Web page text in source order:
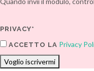
PRIVACY*
ACCETTO LA Privacy
Voglio iscrivermi